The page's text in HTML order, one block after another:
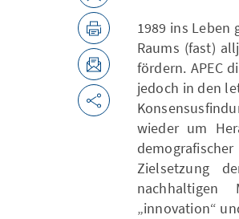
1989 ins Leben
Raums (fast)
fördern. APEC
jedoch in den
wieder um
Zielsetzung
nachhaltigen
„innovation“